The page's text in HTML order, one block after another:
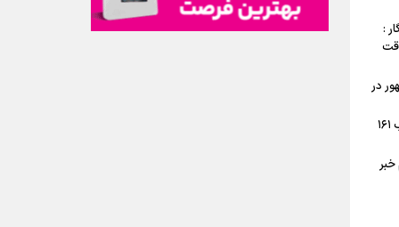
:
در
جوش و خروش اهالی تهرانپارس در شب ۱۶۱